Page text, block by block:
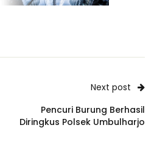
Next post
Pencuri Burung Berhasil
Diringkus Polsek Umbulharjo